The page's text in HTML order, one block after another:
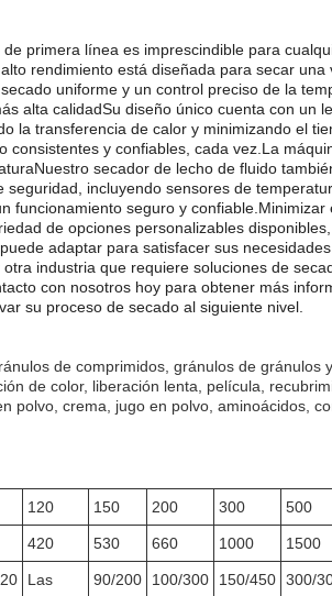
primera línea es imprescindible para
rendimiento está diseñada para secar
uniforme y un control preciso de la
alta calidadSu diseño único cuenta con un
la transferencia de calor y minimizando el
y confiables, cada vez.La
secador de lecho de fluido
incluyendo sensores de
funcionamiento seguro y
de opciones personalizables
adaptar para satisfacer sus
industria que requiere soluciones de
con nosotros hoy para obtener más
su proceso de secado al siguiente nivel.
de comprimidos, gránulos de gránulos
de color, liberación lenta, película,
polvo, crema, jugo en polvo, aminoácidos,
120 150 200 300 500
420 530 660 1000 1500
Las
90/200 100/300 150/450 300/